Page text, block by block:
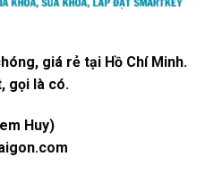
giá rẻ tại Hồ Chí Minh.
gọi là có.
Huy)